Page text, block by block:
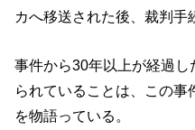
カへ移送された後、裁判手
事件から30年以上が経過
られていることは、この事
を物語っている。